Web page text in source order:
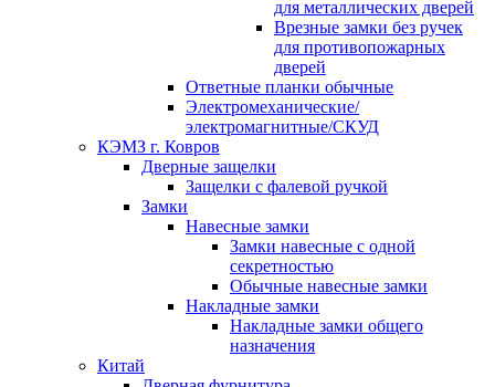
для металлических дверей
Врезные замки без ручек
для противопожарных
дверей
Ответные планки обычные
Электромеханические/
электромагнитные/СКУД
КЭМЗ г. Ковров
Дверные защелки
Защелки с фалевой ручкой
Замки
Навесные замки
Замки навесные с одной
секретностью
Обычные навесные замки
Накладные замки
Накладные замки общего
назначения
Китай